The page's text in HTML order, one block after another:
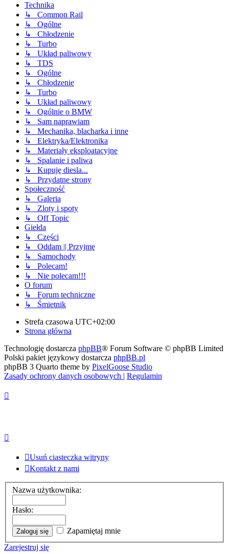
Technika
↳ Common Rail
↳ Ogólne
↳ Chłodzenie
↳ Turbo
↳ Układ paliwowy
↳ TDS
↳ Ogólne
↳ Chłodzenie
↳ Turbo
↳ Układ paliwowy
↳ Ogólnie o BMW
↳ Sam naprawiam
↳ Mechanika, blacharka i inne
↳ Elektryka/Elektronika
↳ Materiały eksploatacyjne
↳ Spalanie i paliwa
↳ Kupuję diesla...
↳ Przydatne strony
Społeczność
↳ Galeria
↳ Zloty i spoty
↳ Off Topic
Giełda
↳ Części
↳ Oddam || Przyjmę
↳ Samochody
↳ Polecam!
↳ Nie polecam!!!
O forum
↳ Forum techniczne
↳ Śmietnik
Strefa czasowa UTC+02:00
Strona główna
Technologię dostarcza phpBB® Forum Software © phpBB Limited
Polski pakiet językowy dostarcza phpBB.pl
phpBB 3 Quarto theme by PixelGoose Studio
Zasady ochrony danych osobowych | Regulamin
Usuń ciasteczka witryny
Kontakt z nami
Nazwa użytkownika:
Hasło:
Zapamiętaj mnie
Zarejestruj się